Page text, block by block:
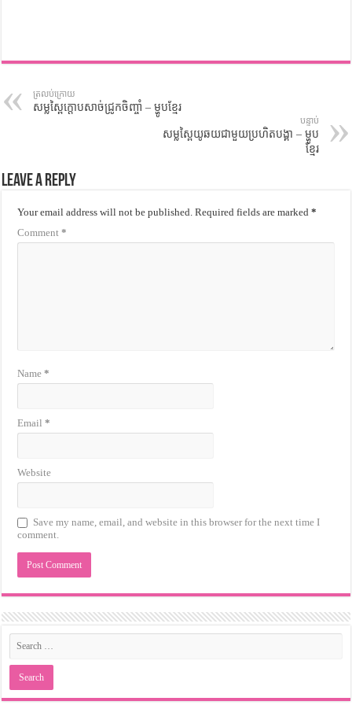
ត្រលប់ក្រោយ
សម្លស្ពៃក្តោបសាច់ជ្រូកចិញ្ចាំ – ម្ហូបខ្មែរ
បន្ទាប់
សម្លស្ពៃយូឆយជាមួយប្រហិតបង្គា – ម្ហូប
ខ្មែរ
Leave a Reply
Your email address will not be published. Required fields are marked*
Comment*
Name*
Email*
Website
Save my name, email, and website in this browser for the next time I
comment.